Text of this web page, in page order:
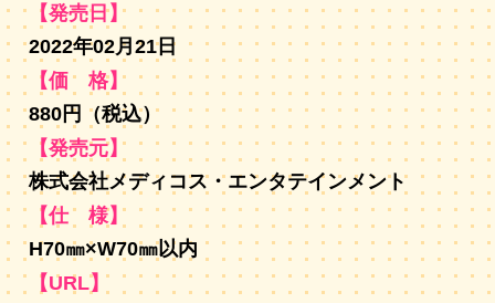
【発売日】
2022年02月21日
【価 格】
880円（税込）
【発売元】
株式会社メディコス・エンタテインメント
【仕 様】
H70㎜×W70㎜以内
【URL】